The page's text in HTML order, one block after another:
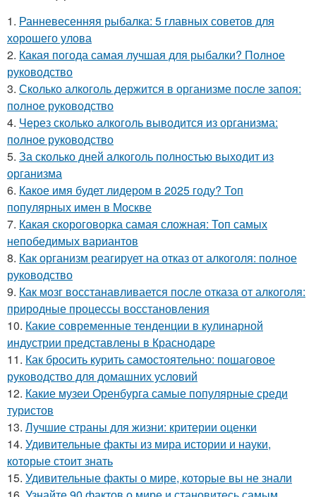
1. Ранневесенняя рыбалка: 5 главных советов для
хорошего улова
2. Какая погода самая лучшая для рыбалки? Полное
руководство
3. Сколько алкоголь держится в организме после запоя:
полное руководство
4. Через сколько алкоголь выводится из организма:
полное руководство
5. За сколько дней алкоголь полностью выходит из
организма
6. Какое имя будет лидером в 2025 году? Топ
популярных имен в Москве
7. Какая скороговорка самая сложная: Топ самых
непобедимых вариантов
8. Как организм реагирует на отказ от алкоголя: полное
руководство
9. Как мозг восстанавливается после отказа от алкоголя:
природные процессы восстановления
10. Какие современные тенденции в кулинарной
индустрии представлены в Краснодаре
11. Как бросить курить самостоятельно: пошаговое
руководство для домашних условий
12. Какие музеи Оренбурга самые популярные среди
туристов
13. Лучшие страны для жизни: критерии оценки
14. Удивительные факты из мира истории и науки,
которые стоит знать
15. Удивительные факты о мире, которые вы не знали